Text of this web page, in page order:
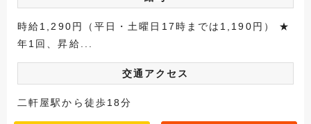
時給1,290円（平日・土曜日17時までは1,190円） ★
年1回、昇給...
交通アクセス
二軒屋駅から徒歩18分